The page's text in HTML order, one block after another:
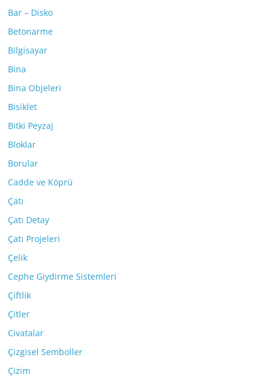
Bar – Disko
Betonarme
Bilgisayar
Bina
Bina Objeleri
Bisiklet
Bitki Peyzaj
Bloklar
Borular
Cadde ve Köprü
Çatı
Çatı Detay
Çatı Projeleri
Çelik
Cephe Giydirme Sistemleri
Çiftlik
Çitler
Civatalar
Çizgisel Semboller
Çizim